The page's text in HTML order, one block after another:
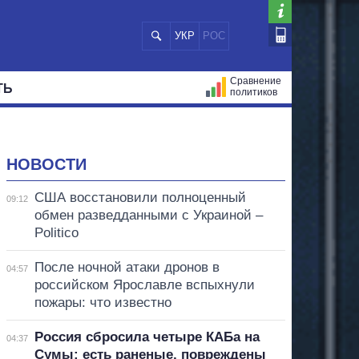
УКР РОС
Сравнение
политиков
НОВОСТИ
09:12
США восстановили полноценный
обмен разведданными с Украиной –
Politico
04:57
После ночной атаки дронов в
российском Ярославле вспыхнули
пожары: что известно
04:37
Россия сбросила четыре КАБа на
Сумы: есть раненые, повреждены